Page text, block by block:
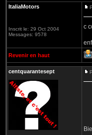
ItaliaMotors
Inscrit le: 29 Oct 2004
Messages: 9578
c
Revenir en haut
centquarantesept